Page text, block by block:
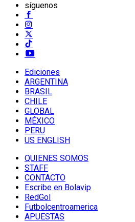
síguenos
Ediciones
ARGENTINA
BRASIL
CHILE
GLOBAL
MÉXICO
PERU
US ENGLISH
QUIENES SOMOS
STAFF
CONTACTO
Escribe en Bolavip
RedGol
Futbolcentroamerica
APUESTAS